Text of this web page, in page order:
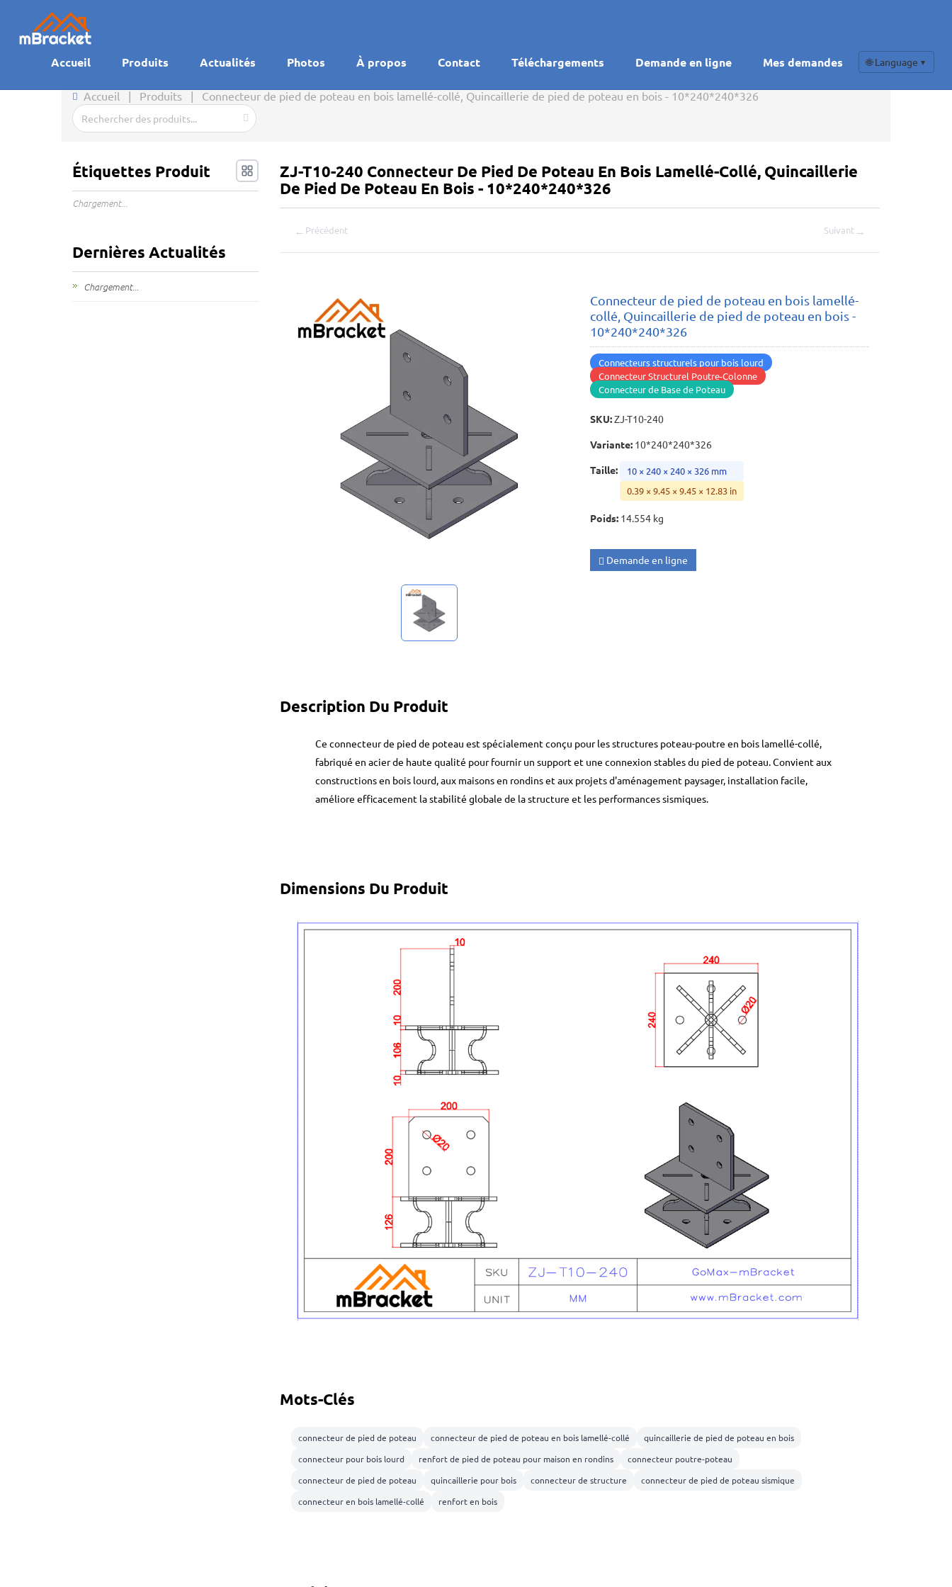
Accueil Produits Actualités Photos À propos Contact Téléchargements Demande en ligne Mes demandes 🌐 Language ▼
Accueil | Produits | Connecteur de pied de poteau en bois lamellé-collé, Quincaillerie de pied de poteau en bois - 10*240*240*326
ZJ-T10-240 Connecteur De Pied De Poteau En Bois Lamellé-Collé, Quincaillerie
De Pied De Poteau En Bois - 10*240*240*326
← Précédent Suivant→
Connecteur de pied de poteau en bois lamellé-
collé, Quincaillerie de pied de poteau en bois -
10*240*240*326
Connecteurs structurels pour bois lourd
Connecteur Structurel Poutre-Colonne
Connecteur de Base de Poteau
SKU:ZJ-T10-240
Variante: 10*240*240*326
Taille:
10 × 240 × 240 × 326 mm
0.39 × 9.45 × 9.45 × 12.83 in
Poids: 14.554 kg
Demande en ligne
Description Du Produit
Ce connecteur de pied de poteau est spécialement conçu pour les structures poteau-poutre en bois lamellé-collé,
fabriqué en acier de haute qualité pour fournir un support et une connexion stables du pied de poteau. Convient aux
constructions en bois lourd, aux maisons en rondins et aux projets d'aménagement paysager, installation facile,
améliore efficacement la stabilité globale de la structure et les performances sismiques.
Dimensions Du Produit
Mots-Clés
connecteur de pied de poteau connecteur de pied de poteau en bois lamellé-collé
quincaillerie de pied de poteau en bois
connecteur pour bois lourd
renfort de pied de poteau pour maison en rondins
connecteur poutre-poteau
connecteur de pied de poteau
quincaillerie pour bois connecteur de structure
connecteur de pied de poteau sismique
connecteur en bois lamellé-collé
renfort en bois
Étiquettes Produit
Chargement...
Dernières Actualités
Chargement...